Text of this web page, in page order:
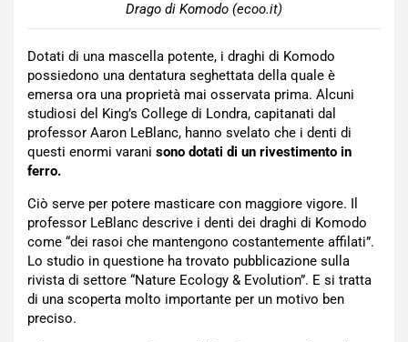
Drago di Komodo (ecoo.it)
Dotati di una mascella potente, i draghi di Komodo
possiedono una dentatura seghettata della quale è
emersa ora una proprietà mai osservata prima. Alcuni
studiosi del King’s College di Londra, capitanati dal
professor Aaron LeBlanc, hanno svelato che i denti di
questi enormi varani sono dotati di un rivestimento in
ferro.
Ciò serve per potere masticare con maggiore vigore. Il
professor LeBlanc descrive i denti dei draghi di Komodo
come “dei rasoi che mantengono costantemente affilati”.
Lo studio in questione ha trovato pubblicazione sulla
rivista di settore “Nature Ecology & Evolution”. E si tratta
di una scoperta molto importante per un motivo ben
preciso.